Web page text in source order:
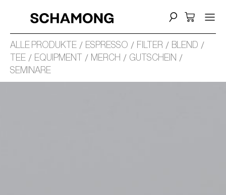
ALLE PRODUKTE ESPRESSO FILTER
BLEND
TEE
EQUIPMENT MERCH
GUTSCHEIN
SEMINARE